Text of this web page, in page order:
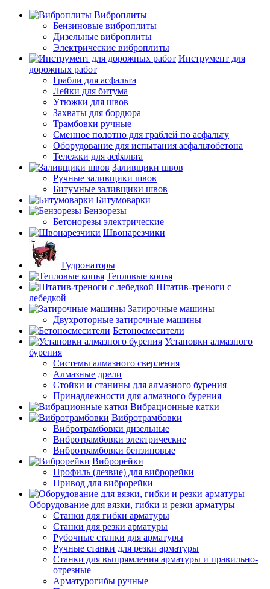
Виброплиты
Бензиновые виброплиты
Дизельные виброплиты
Электрические виброплиты
Инструмент для
дорожных работ
Грабли для асфальта
Лейки для битума
Утюжки для швов
Захваты для бордюра
Трамбовки ручные
Сменное полотно для граблей по асфальту
Оборудование для испытания асфальтобетона
Тележки для асфальта
Заливщики швов
Ручные заливщики швов
Битумные заливщики швов
Битумоварки
Бензорезы
Бетонорезы электрические
Швонарезчики
Гудронаторы
Тепловые копья
Штатив-треноги с
лебедкой
Затирочные машины
Двухроторные затирочные машины
Бетоносмесители
Установки алмазного
бурения
Системы алмазного сверления
Алмазные дрели
Стойки и станины для алмазного бурения
Принадлежности для алмазного бурения
Вибрационные катки
Вибротрамбовки
Вибротрамбовки дизельные
Вибротрамбовки электрические
Вибротрамбовки бензиновые
Виброрейки
Профиль (лезвие) для виброрейки
Привод для виброрейки
Оборудование для вязки, гибки и резки арматуры
Станки для гибки арматуры
Станки для резки арматуры
Рубочные станки для арматуры
Ручные станки для резки арматуры
Станки для выпрямления арматуры и правильно-
отрезные
Арматурогибы ручные